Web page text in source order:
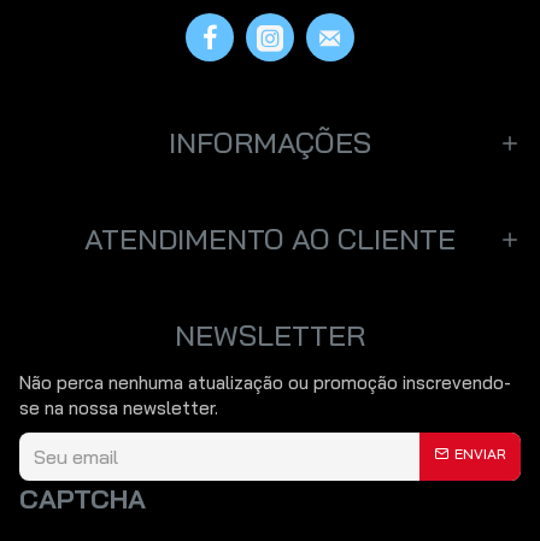
INFORMAÇÕES
ATENDIMENTO AO CLIENTE
NEWSLETTER
Não perca nenhuma atualização ou promoção inscrevendo-
se na nossa newsletter.
ENVIAR
CAPTCHA